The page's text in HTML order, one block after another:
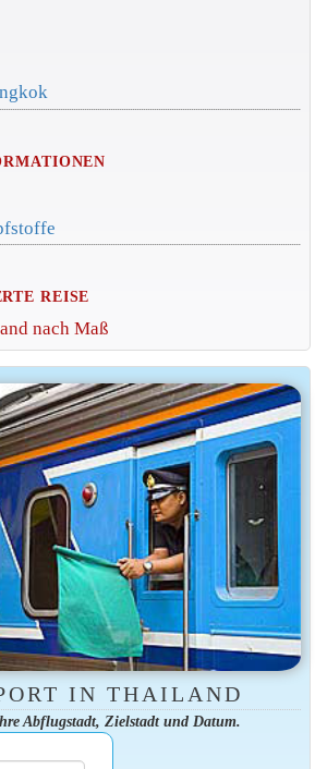
REISE
nach Maß
IN THAILAND
Abflugstadt, Zielstadt und Datum.